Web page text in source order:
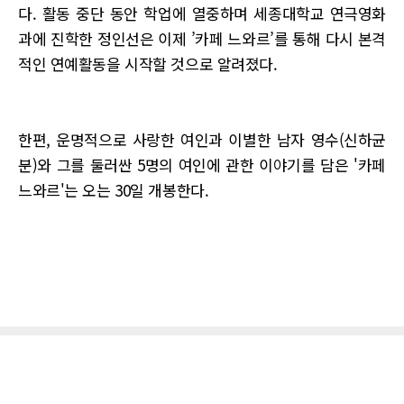
다. 활동 중단 동안 학업에 열중하며 세종대학교 연극영화
과에 진학한 정인선은 이제 ’카페 느와르’를 통해 다시 본격
적인 연예활동을 시작할 것으로 알려졌다.
한편, 운명적으로 사랑한 여인과 이별한 남자 영수(신하균
분)와 그를 둘러싼 5명의 여인에 관한 이야기를 담은 '카페
느와르'는 오는 30일 개봉한다.